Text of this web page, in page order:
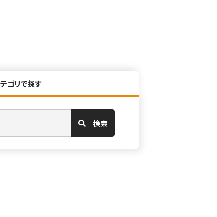
ゴリで探す
検索